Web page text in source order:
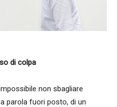
di colpa
non sbagliare
parola fuori posto, di un